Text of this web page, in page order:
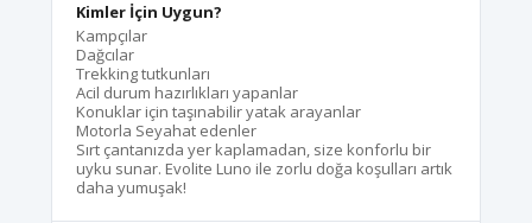
Kimler İçin Uygun?
Kampçılar
Dağcılar
Trekking tutkunları
Acil durum hazırlıkları yapanlar
Konuklar için taşınabilir yatak arayanlar
Motorla Seyahat edenler
Sırt çantanızda yer kaplamadan, size konforlu bir
uyku sunar. Evolite Luno ile zorlu doğa koşulları artık
daha yumuşak!